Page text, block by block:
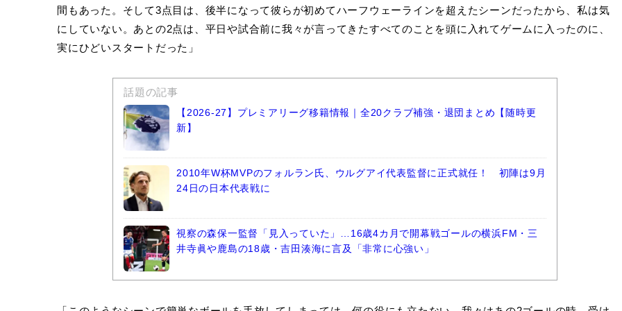
間もあった。そして3点目は、後半になって彼らが初めてハーフウェーラインを超えたシーンだったから、私は気
にしていない。あとの2点は、平日や試合前に我々が言ってきたすべてのことを頭に入れてゲームに入ったのに、
実にひどいスタートだった」
話題の記事
【2026-27】プレミアリーグ移籍情報｜全20クラブ補強・退団まとめ【随時更
新】
2010年W杯MVPのフォルラン氏、ウルグアイ代表監督に正式就任！ 初陣は9月
24日の日本代表戦に
視察の森保一監督「見入っていた」…16歳4カ月で開幕戦ゴールの横浜FM・三
井寺眞や鹿島の18歳・吉田湊海に言及「非常に心強い」